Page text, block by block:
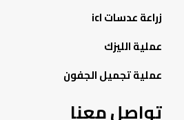
زراعة عدسات icl
عملية الليزك
عملية تجميل الجفون
تواصل معنا